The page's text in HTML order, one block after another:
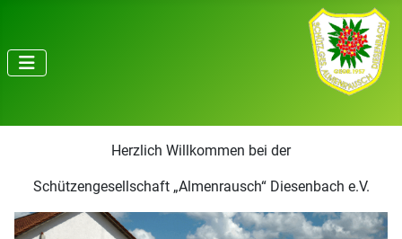
Herzlich Willkommen bei der
Schützengesellschaft „Almenrausch“ Diesenbach e.V.